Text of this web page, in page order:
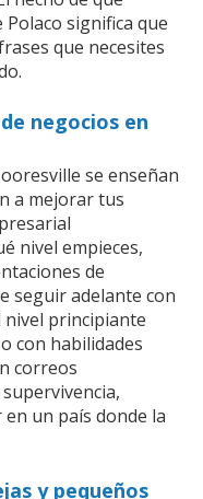
significa que
que necesites
negocios en
se enseñan
a mejorar tus
nivel empieces,
de
seguir adelante con
nivel principiante
con habilidades
correos
un país donde la
y pequeños